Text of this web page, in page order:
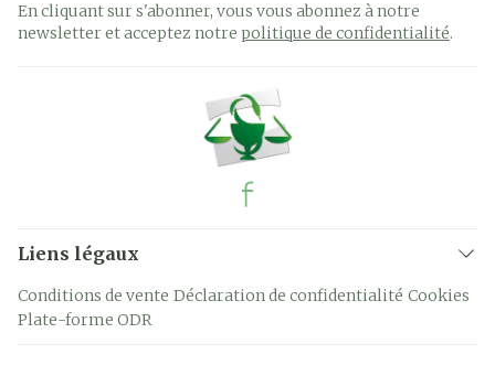
En cliquant sur s'abonner, vous vous abonnez à notre
newsletter et acceptez notre politique de confidentialité.
Liens légaux
Conditions de vente Déclaration de confidentialité Cookies
Plate-forme ODR